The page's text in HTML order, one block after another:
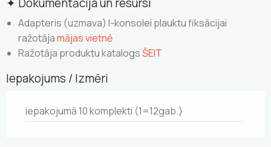
✦ Dokumentācija un resursi
Adapteris (uzmava) I-konsolei plauktu fiksācijai
ražotājamājas vietnē
Ražotāja produktu katalogsŠEIT
Iepakojums / Izmēri
iepakojumā 10 komplekti (1=12gab.)